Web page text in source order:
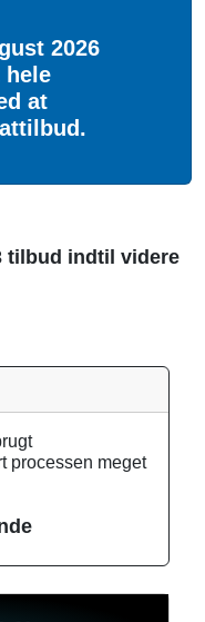
2026
hele
at
tilbud indtil videre
processen meget